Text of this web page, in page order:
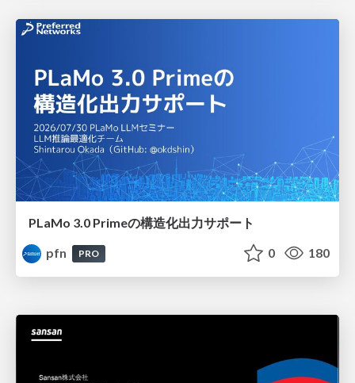
PLaMo 3.0 Primeの構造化出力サポート
pfn
PRO 0 180